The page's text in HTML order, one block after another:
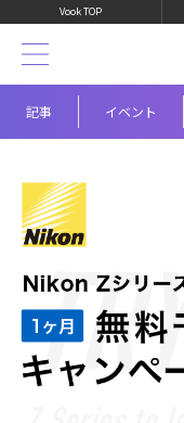
Vook TOP
記事 イベント